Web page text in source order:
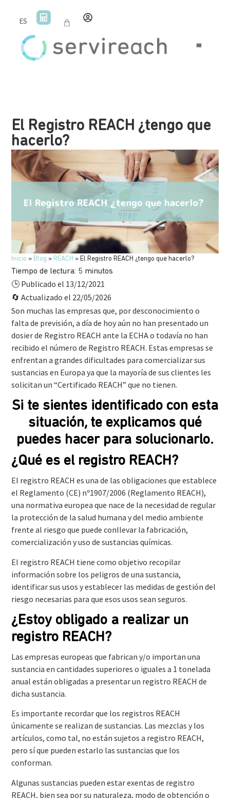
ES
El Registro REACH ¿tengo que
hacerlo?
Inicio » Blog » REACH » El Registro REACH ¿tengo que hacerlo?
Tiempo de lectura: 5 minutos
🕒 Publicado el 13/12/2021
🔄 Actualizado el 22/05/2026
Son muchas las empresas que, por desconocimiento o
falta de previsión, a día de hoy aún no han presentado un
dosier de Registro REACH ante la ECHA o todavía no han
recibido el número de Registro REACH. Estas empresas se
enfrentan a grandes dificultades para comercializar sus
sustancias en Europa ya que la mayoría de sus clientes les
solicitan un “Certificado REACH” que no tienen.
Si te sientes identificado con esta
situación, te explicamos qué
puedes hacer para solucionarlo.
¿Qué es el registro REACH?
El registro REACH es una de las obligaciones que establece
el Reglamento (CE) nº1907/2006 (Reglamento REACH),
una normativa europea que nace de la necesidad de regular
la protección de la salud humana y del medio ambiente
frente al riesgo que puede conllevar la fabricación,
comercialización y uso de sustancias químicas.
El registro REACH tiene como objetivo recopilar
información sobre los peligros de una sustancia,
identificar sus usos y establecer las medidas de gestión del
riesgo necesarias para que esos usos sean seguros.
¿Estoy obligado a realizar un
registro REACH?
Las empresas europeas que fabrican y/o importan una
sustancia en cantidades superiores o iguales a 1 tonelada
anual están obligadas a presentar un registro REACH de
dicha sustancia.
Es importante recordar que los registros REACH
únicamente se realizan de sustancias. Las mezclas y los
artículos, como tal, no están sujetos a registro REACH,
pero sí que pueden estarlo las sustancias que los
conforman.
Algunas sustancias pueden estar exentas de registro
REACH, bien sea por su naturaleza, modo de obtención o